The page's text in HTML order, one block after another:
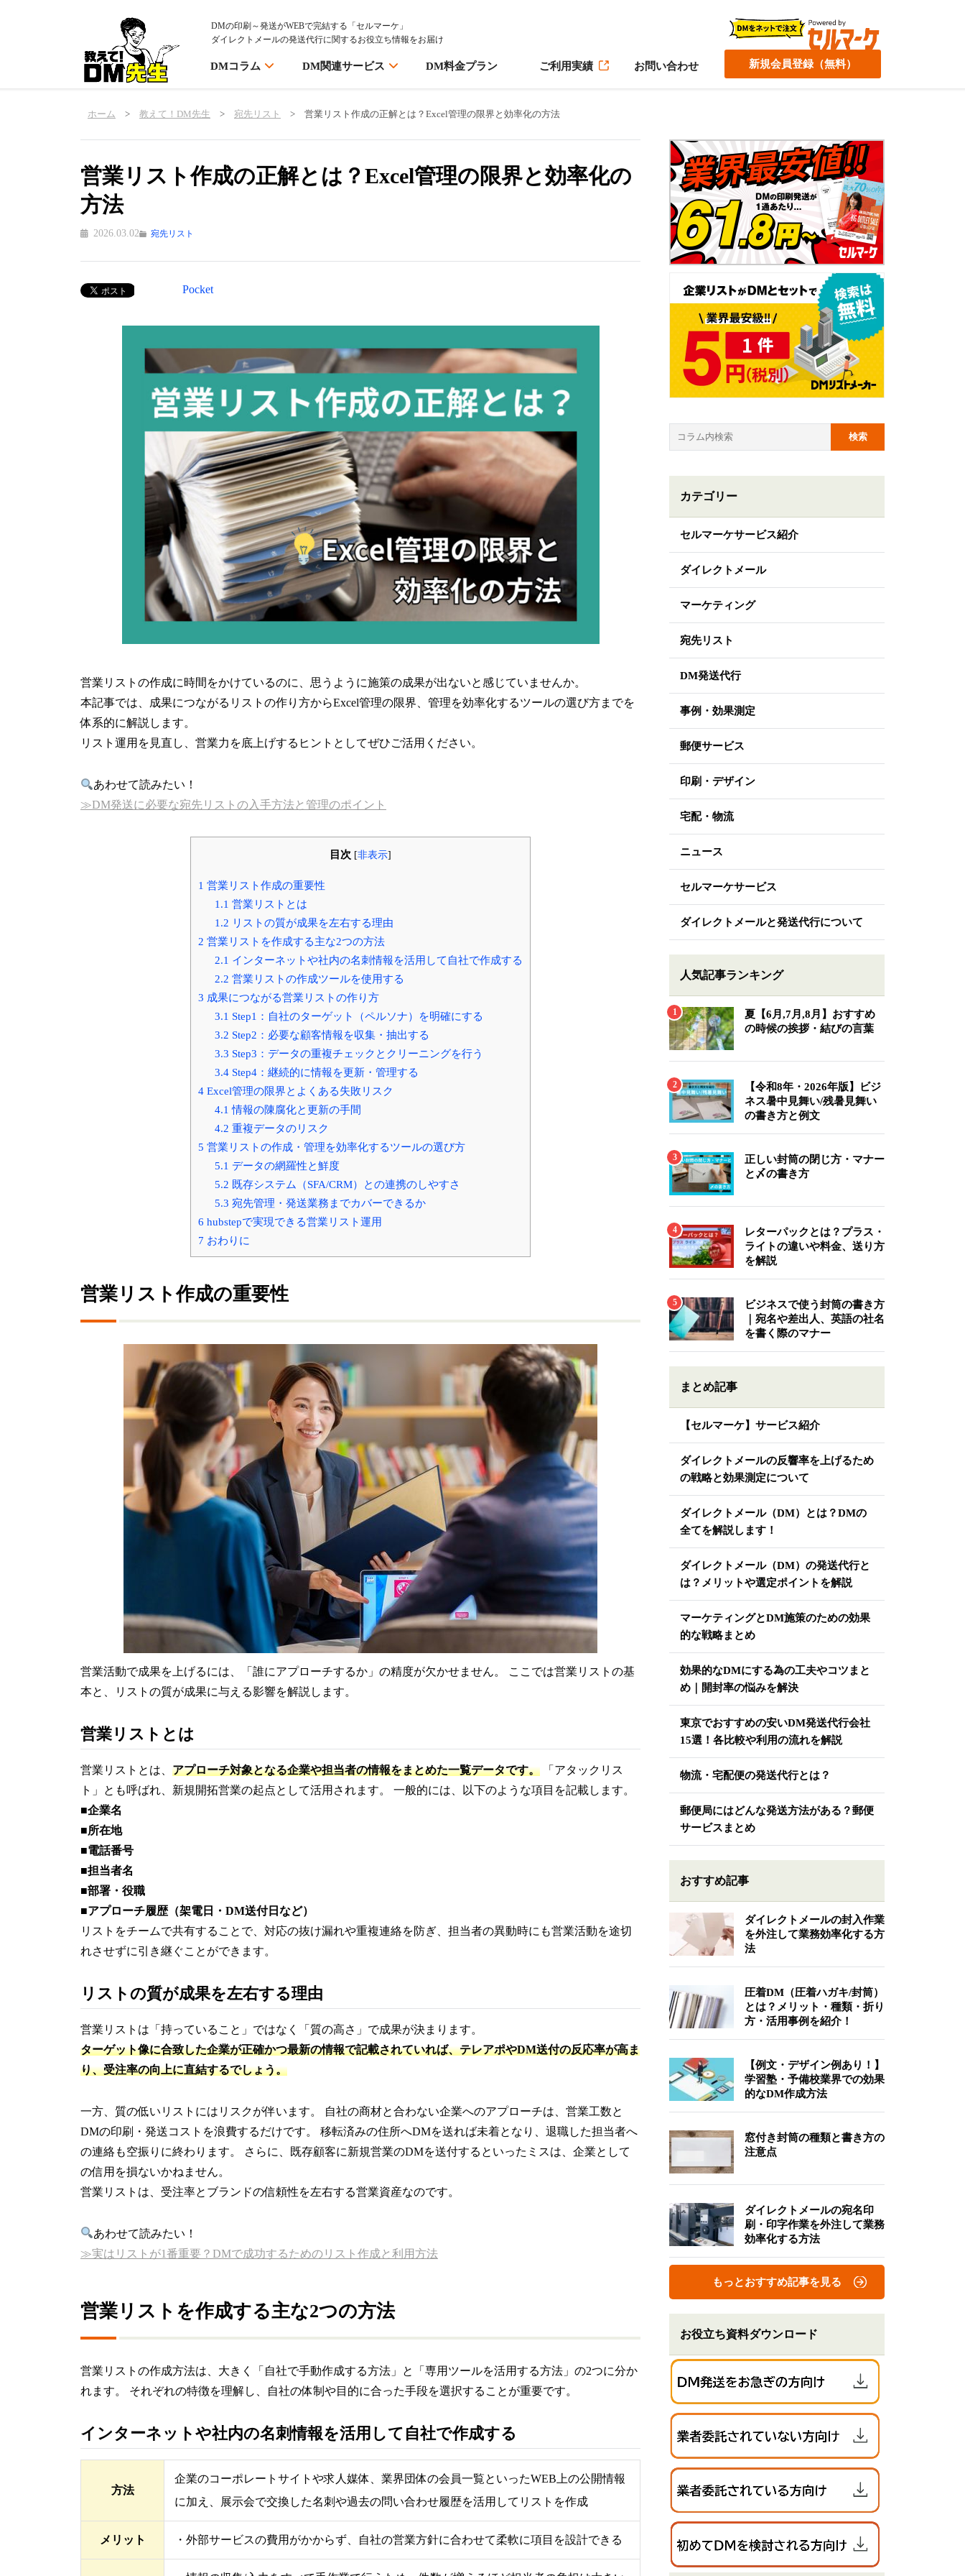
DMの印刷～発送がWEBで完結する「セルマーケ」
ダイレクトメールの発送代行に関するお役立ち情報をお届け
DMコラム DM関連サービス DM料金プラン ご利用実績 お問い合わせ 新規会員登録（無料）
ホーム > 教えて！DM先生 > 宛先リスト > 営業リスト作成の正解とは？Excel管理の限界と効率化の方法
営業リスト作成の正解とは？Excel管理の限界と効率化の
方法
2026.03.02 宛先リスト
Pocket
営業リストの作成に時間をかけているのに、思うように施策の成果が出ないと感じていませんか。
本記事では、成果につながるリストの作り方からExcel管理の限界、管理を効率化するツールの選び方までを
体系的に解説します。
リスト運用を見直し、営業力を底上げするヒントとしてぜひご活用ください。
あわせて読みたい！
≫DM発送に必要な宛先リストの入手方法と管理のポイント
目次 [非表示]
1 営業リスト作成の重要性
1.1 営業リストとは
1.2 リストの質が成果を左右する理由
2 営業リストを作成する主な2つの方法
2.1 インターネットや社内の名刺情報を活用して自社で作成する
2.2 営業リストの作成ツールを使用する
3 成果につながる営業リストの作り方
3.1 Step1：自社のターゲット（ペルソナ）を明確にする
3.2 Step2：必要な顧客情報を収集・抽出する
3.3 Step3：データの重複チェックとクリーニングを行う
3.4Step4：継続的に情報を更新・管理する
4 Excel管理の限界とよくある失敗リスク
4.1 情報の陳腐化と更新の手間
4.2 重複データのリスク
5 営業リストの作成・管理を効率化するツールの選び方
5.1 データの網羅性と鮮度
5.2 既存システム（SFA/CRM）との連携のしやすさ
5.3 宛先管理・発送業務までカバーできるか
6 hubstepで実現できる営業リスト運用
7 おわりに
営業リスト作成の重要性
営業活動で成果を上げるには、「誰にアプローチするか」の精度が欠かせません。 ここでは営業リストの基
本と、リストの質が成果に与える影響を解説します。
営業リストとは
営業リストとは、 アプローチ対象となる企業や担当者の情報をまとめた一覧データです。 「アタックリス
ト」とも呼ばれ、新規開拓営業の起点として活用されます。 一般的には、以下のような項目を記載します。
■企業名
■所在地
■電話番号
■担当者名
■部署・役職
■アプローチ履歴（架電日・DM送付日など）
リストをチームで共有することで、対応の抜け漏れや重複連絡を防ぎ、担当者の異動時にも営業活動を途切
れさせずに引き継ぐことができます。
リストの質が成果を左右する理由
営業リストは「持っていること」ではなく「質の高さ」で成果が決まります。
ターゲット像に合致した企業が正確かつ最新の情報で記載されていれば、テレアポやDM送付の反応率が高ま
り、受注率の向上に直結するでしょう。
一方、質の低いリストにはリスクが伴います。 自社の商材と合わない企業へのアプローチは、営業工数と
DMの印刷・発送コストを浪費するだけです。 移転済みの住所へDMを送れば未着となり、退職した担当者へ
の連絡も空振りに終わります。 さらに、既存顧客に新規営業のDMを送付するといったミスは、企業として
の信用を損ないかねません。
営業リストは、受注率とブランドの信頼性を左右する営業資産なのです。
あわせて読みたい！
≫実はリストが1番重要？DMで成功するためのリスト作成と利用方法
営業リストを作成する主な2つの方法
営業リストの作成方法は、大きく「自社で手動作成する方法」と「専用ツールを活用する方法」の2つに分か
れます。 それぞれの特徴を理解し、自社の体制や目的に合った手段を選択することが重要です。
インターネットや社内の名刺情報を活用して自社で作成する
方法
企業のコーポレートサイトや求人媒体、業界団体の会員一覧といったWEB上の公開情報
に加え、展示会で交換した名刺や過去の問い合わせ履歴を活用してリストを作成
メリット ・外部サービスの費用がかからず、自社の営業方針に合わせて柔軟に項目を設計できる
カテゴリー
セルマーケサービス紹介
ダイレクトメール
マーケティング
宛先リスト
DM発送代行
事例・効果測定
郵便サービス
印刷・デザイン
宅配・物流
ニュース
セルマーケサービス
ダイレクトメールと発送代行について
人気記事ランキング
夏【6月,7月,8月】おすすめ
の時候の挨拶・結びの言葉
【令和8年・2026年版】ビジ
ネス暑中見舞い/残暑見舞い
の書き方と例文
正しい封筒の閉じ方・マナー
と〆の書き方
レターパックとは？プラス・
ライトの違いや料金、送り方
を解説
ビジネスで使う封筒の書き方
｜宛名や差出人、英語の社名
を書く際のマナー
まとめ記事
【セルマーケ】サービス紹介
ダイレクトメールの反響率を上げるため
の戦略と効果測定について
ダイレクトメール（DM）とは？DMの
全てを解説します！
ダイレクトメール（DM）の発送代行と
は？メリットや選定ポイントを解説
マーケティングとDM施策のための効果
的な戦略まとめ
効果的なDMにする為の工夫やコツまと
め｜開封率の悩みを解決
東京でおすすめの安いDM発送代行会社
15選！各比較や利用の流れを解説
物流・宅配便の発送代行とは？
郵便局にはどんな発送方法がある？郵便
サービスまとめ
おすすめ記事
ダイレクトメールの封入作業
を外注して業務効率化する方
法
圧着DM（圧着ハガキ/封筒）
とは？メリット・種類・折り
方・活用事例を紹介！
【例文・デザイン例あり！】
学習塾・予備校業界での効果
的なDM作成方法
窓付き封筒の種類と書き方の
注意点
ダイレクトメールの宛名印
刷・印字作業を外注して業務
効率化する方法
もっとおすすめ記事を見る
お役立ち資料ダウンロード